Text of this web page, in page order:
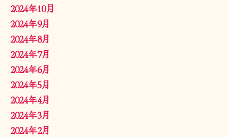
2024年10月
2024年9月
2024年8月
2024年7月
2024年6月
2024年5月
2024年4月
2024年3月
2024年2月